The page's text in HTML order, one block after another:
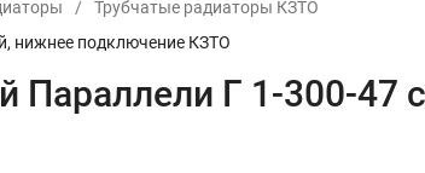
/
Трубчатые радиаторы КЗТО
нижнее подключение КЗТО
Параллели Г 1-300-